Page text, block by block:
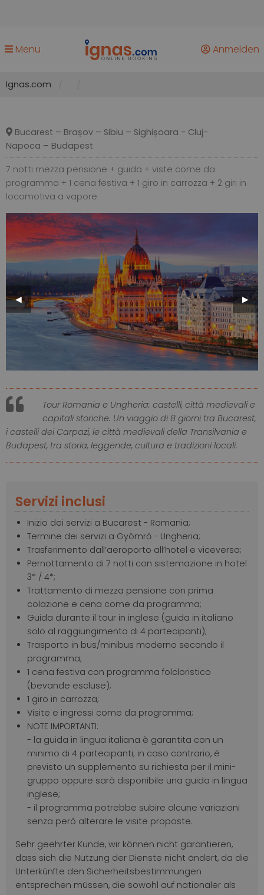
Menu Anmelden
Ignas.com
Bucarest – Brașov – Sibiu – Sighișoara - Cluj-
Napoca – Budapest
7 notti mezza pensione + guida + viste come da
programma + 1 cena festiva + 1 giro in carrozza + 2 giri in
locomotiva a vapore
Previous
Slide
◀︎ Next
Slide
▶︎
Tour Romania e Ungheria: castelli, città medievali e
capitali storiche. Un viaggio di 8 giorni tra Bucarest,
i castelli dei Carpazi, le città medievali della Transilvania e
Budapest, tra storia, leggende, cultura e tradizioni locali.
Servizi inclusi
Inizio dei servizi a Bucarest - Romania;
Termine dei servizi a Gyömrő - Ungheria;
Trasferimento dall’aeroporto all’hotel e viceversa;
Pernottamento di 7 notti con sistemazione in hotel
3* / 4*;
Trattamento di mezza pensione con prima
colazione e cena come da programma;
Guida durante il tour in inglese (guida in italiano
solo al raggiungimento di 4 partecipanti);
Trasporto in bus/minibus moderno secondo il
programma;
1 cena festiva con programma folcloristico
(bevande escluse);
1 giro in carrozza;
Visite e ingressi come da programma;
NOTE IMPORTANTI:
- la guida in lingua italiana è garantita con un
minimo di 4 partecipanti; in caso contrario, è
previsto un supplemento su richiesta per il mini-
gruppo oppure sarà disponibile una guida in lingua
inglese;
- il programma potrebbe subire alcune variazioni
senza però alterare le visite proposte.
Sehr geehrter Kunde, wir können nicht garantieren,
dass sich die Nutzung der Dienste nicht ändert, da die
Unterkünfte den Sicherheitsbestimmungen
entsprechen müssen, die sowohl auf nationaler als